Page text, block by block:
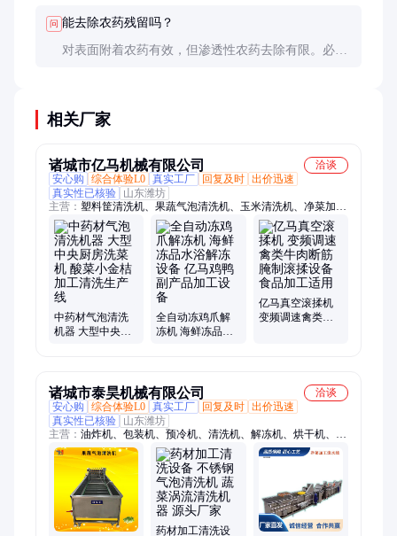
问 能去除农药残留吗？
对表面附着农药有效，但渗透性农药去除有限。必要
相关厂家
诸城市亿马机械有限公司
洽谈
安心购
综合体验L0 真实工厂 回复及时 出价迅速
真实性已核验
山东潍坊
主营： 塑料筐清洗机、果蔬气泡清洗机、玉米清洗机、净菜加工
设备、巴氏杀菌设备、解冻设备
中药材气泡清洗
机器 大型中央厨
全自动冻鸡爪解
冻机 海鲜冻品水
亿马真空滚揉机
变频调速禽类牛
诸城市泰昊机械有限公司
洽谈
安心购
综合体验L0 真实工厂 回复及时 出价迅速
真实性已核验
山东潍坊
主营： 油炸机、包装机、预冷机、清洗机、解冻机、烘干机、冷
却机、漂烫机、速冻机、单冻机、杀菌机、鲜冻机、冻干设备、
清洗设备、熟食冷却设备、化冻设备、肉类加工设备、速冻设
备、洗箱设备、杀菌设备、真空包装设备、解冻设备、风干机
药材加工清洗设